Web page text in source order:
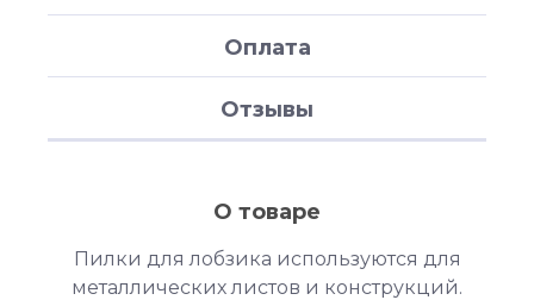
Оплата
Отзывы
О товаре
Пилки для лобзика используются для
металлических листов и конструкций.